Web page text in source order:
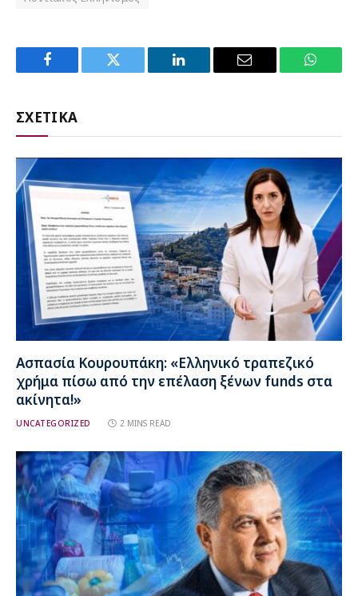
Facebook Twitter LinkedIn Email
ΣΧΕΤΙΚΑ
Ασπασία Κουρουπάκη: «Ελληνικό τραπεζικό
χρήμα πίσω από την επέλαση ξένων funds στα
ακίνητα!»
UNCATEGORIZED 2 MINS READ